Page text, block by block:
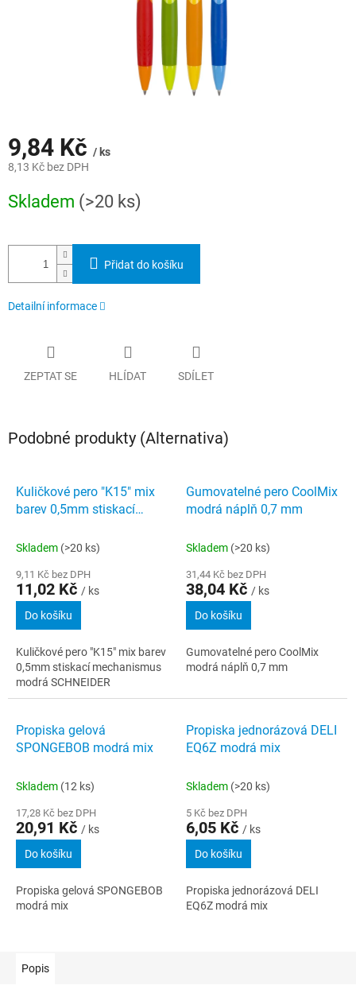
9,84 Kč / ks
8,13 Kč bez DPH
cena:
Skladem (>20 ks)
Přidat do košíku
Detailní informace
ZEPTAT SE HLÍDAT SDÍLET
Podobné produkty (Alternativa)
Kuličkové pero "K15" mix
barev 0,5mm stiskací
SCHNEIDER
Skladem (>20 ks)
9,11 Kč bez DPH
11,02 Kč / ks
Do košíku
Kuličkové pero "K15" mix barev
0,5mm stiskací mechanismus
modrá SCHNEIDER
Gumovatelné pero CoolMix
modrá náplň 0,7 mm
Skladem (>20 ks)
31,44 Kč bez DPH
38,04 Kč / ks
Do košíku
Gumovatelné pero CoolMix
modrá náplň 0,7 mm
Propiska gelová
SPONGEBOB modrá mix
Skladem (12 ks)
17,28 Kč bez DPH
20,91 Kč / ks
Do košíku
Propiska gelová SPONGEBOB
modrá mix
Propiska jednorázová DELI
EQ6Z modrá mix
Skladem (>20 ks)
5 Kč bez DPH
6,05 Kč / ks
Do košíku
Propiska jednorázová DELI
EQ6Z modrá mix
Popis